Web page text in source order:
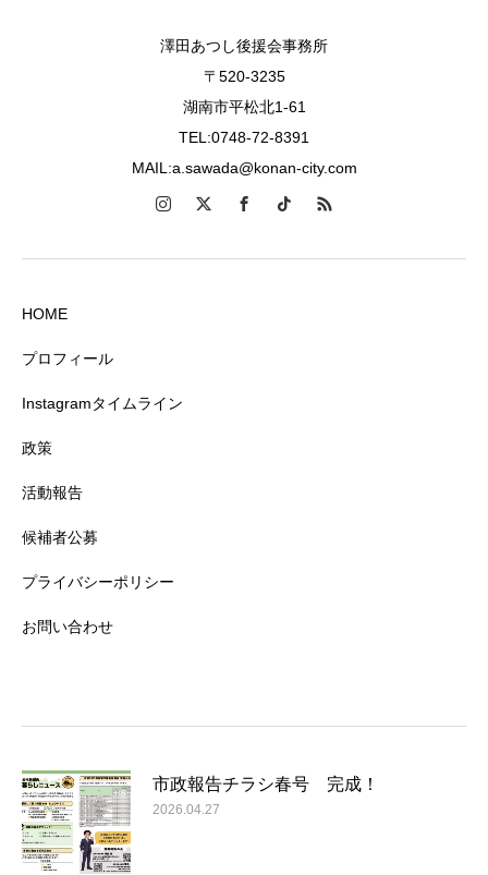
澤田あつし後援会事務所
〒520-3235
湖南市平松北1-61
TEL:0748-72-8391
MAIL:a.sawada@konan-city.com
HOME
プロフィール
Instagramタイムライン
政策
活動報告
候補者公募
プライバシーポリシー
お問い合わせ
市政報告チラシ春号 完成！
2026.04.27